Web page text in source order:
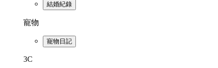
結婚紀錄
寵物
寵物日記
3C